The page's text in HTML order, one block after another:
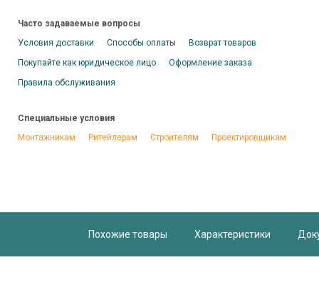
Часто задаваемые вопросы
Условия доставки
Способы оплаты
Возврат товаров
Покупайте как юридическое лицо
Оформление заказа
Правила обслуживания
Специальные условия
Монтажникам
Ритейлерам Строителям Проектировщикам
Похожие товары Характеристики